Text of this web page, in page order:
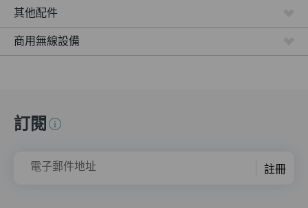
其他配件
商用無線設備
訂閱
電子郵件地址 註冊